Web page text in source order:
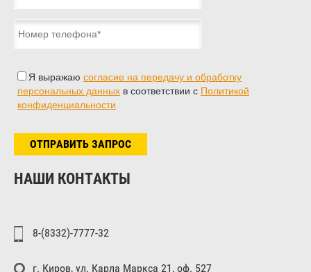
Я выражаю согласие на передачу и обработку
персональных данных в соответствии с Политикой
конфиденциальности
ОТПРАВИТЬ ЗАПРОС
НАШИ КОНТАКТЫ
8-(8332)-7777-32
г. Киров, ул. Карла Маркса 21, оф. 527